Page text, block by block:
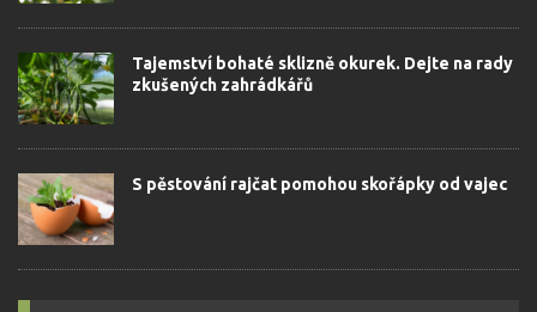
Tajemství bohaté sklizně okurek. Dejte na rady
zkušených zahrádkářů
S pěstování rajčat pomohou skořápky od vajec